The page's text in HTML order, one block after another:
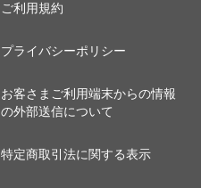
ご利用規約
プライバシーポリシー
お客さまご利用端末からの情報
の外部送信について
特定商取引法に関する表示